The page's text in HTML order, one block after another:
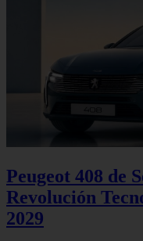
Peugeot 408 de
Revolución
2029